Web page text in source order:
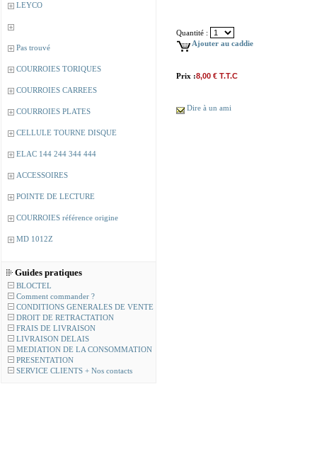
LEYCO
Pas trouvé
COURROIES TORIQUES
COURROIES CARREES
COURROIES PLATES
CELLULE TOURNE DISQUE
ELAC 144 244 344 444
ACCESSOIRES
POINTE DE LECTURE
COURROIES référence origine
MD 1012Z
Guides pratiques
BLOCTEL
Comment commander ?
CONDITIONS GENERALES DE VENTE
DROIT DE RETRACTATION
FRAIS DE LIVRAISON
LIVRAISON DELAIS
MEDIATION DE LA CONSOMMATION
PRESENTATION
SERVICE CLIENTS + Nos contacts
Quantité :
Ajouter au caddie
Prix :8,00 € T.T.C
Dire à un ami